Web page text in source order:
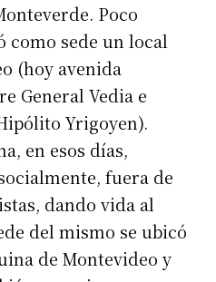
*
Poco
como sede un local
(hoy avenida
General Vedia e
Yrigoyen).
en esos días,
fuera de
dando vida al
del mismo se ubicó
de Montevideo y